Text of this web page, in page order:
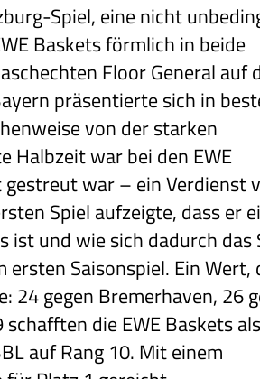
Spiel, eine nicht
Baskets förmlich in beide
Floor General auf
präsentierte sich in
von der starken
Halbzeit war bei den EWE
war – ein Verdienst
Spiel aufzeigte, dass er
ist und wie sich dadurch das
Saisonspiel. Ein Wert,
gegen Bremerhaven, 26
die EWE Baskets als
auf Rang 10. Mit einem